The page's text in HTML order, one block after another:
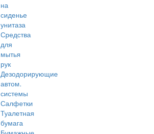
на
сиденье
унитаза
Средства
для
мытья
рук
Дезодорирующие
автом.
системы
Салфетки
Туалетная
бумага